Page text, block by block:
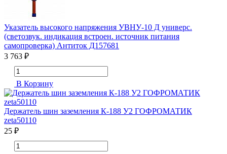
Указатель высокого напряжения УВНУ-10 Д универс.
(светозвук. индикация встроен. источник питания
самопроверка) Антиток Д157681
3 763 ₽
В Корзину
Держатель шин заземления К-188 У2 ГОФРОМАТИК
zeta50110
25 ₽